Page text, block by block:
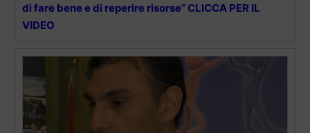
di fare bene e di reperire risorse” CLICCA PER IL
VIDEO